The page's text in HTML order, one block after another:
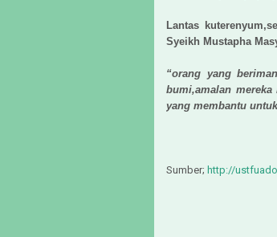
Lantas
Syeikh Mustapha
“orang yang
bumi,amalan
yang membantu
Sumber; http://